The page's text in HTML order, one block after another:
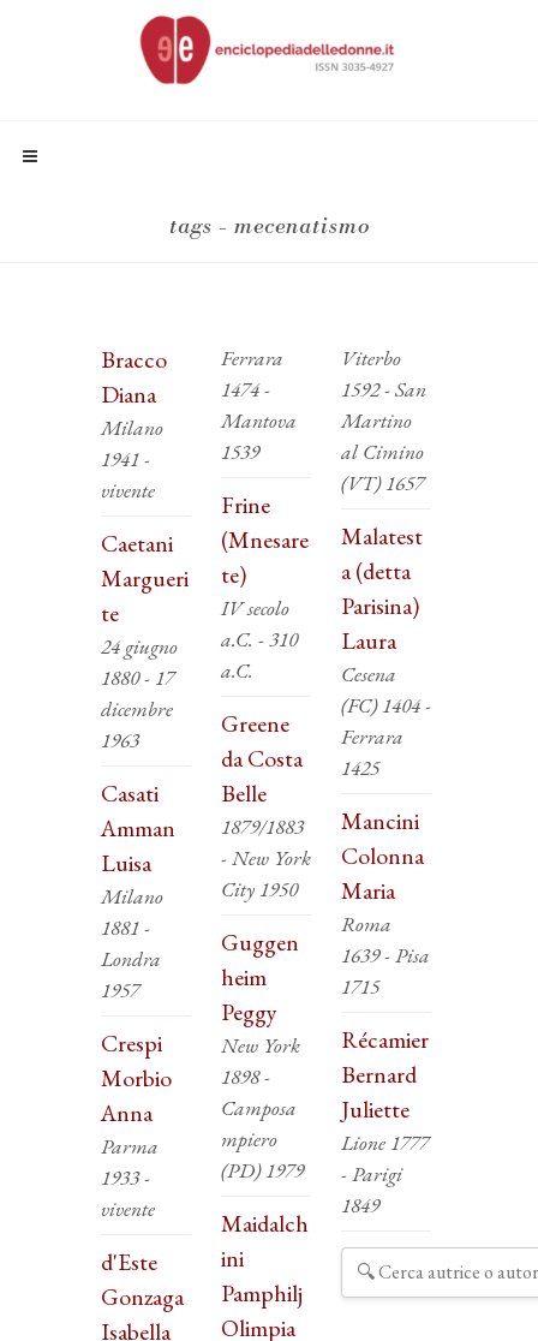
tags - mecenatismo
Bracco
Diana
Milano
1941 -
vivente
Caetani
Margueri
te
24 giugno
1880 - 17
dicembre
1963
Casati
Amman
Luisa
Milano
1881 -
Londra
1957
Crespi
Morbio
Anna
Parma
1933 -
vivente
d'Este
Gonzaga
Isabella
Ferrara
1474 -
Mantova
1539
Frine
(Mnesare
te)
IV secolo
a.C. - 310
a.C.
Greene
da Costa
Belle
1879/1883
- New York
City 1950
Guggen
heim
Peggy
New York
1898 -
Camposa
mpiero
(PD) 1979
Maidalch
ini
Pamphilj
Olimpia
Viterbo
1592 - San
Martino
al Cimino
(VT) 1657
Malatest
a (detta
Parisina)
Laura
Cesena
(FC) 1404 -
Ferrara
1425
Mancini
Colonna
Maria
Roma
1639 - Pisa
1715
Récamier
Bernard
Juliette
Lione 1777
- Parigi
1849